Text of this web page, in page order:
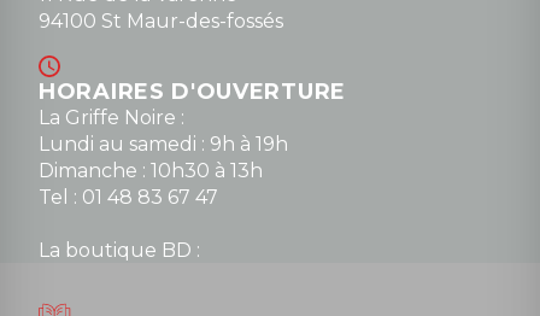
94100 St Maur-des-fossés
HORAIRES D'OUVERTURE
La Griffe Noire :
Lundi au samedi : 9h à 19h
Dimanche : 10h30 à 13h
Tel : 01 48 83 67 47
La boutique BD :
Mardi au samedi : 10h à 13h / 14h à 19h